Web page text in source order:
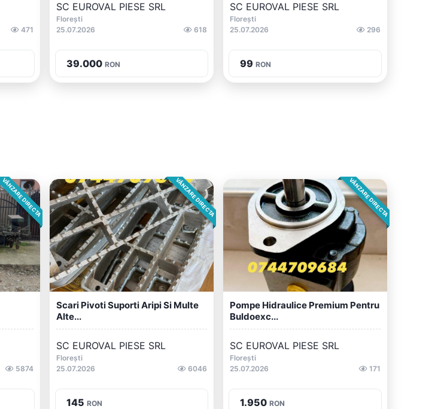
471
SC EUROVAL PIESE SRL
Florești
25.07.2026
618
39.000 RON
SC EUROVAL PIESE SRL
Florești
25.07.2026
296
99 RON
VÂNZARE DIRECTA
5874
VÂNZARE DIRECTA
Scari Pivoti Suporti Aripi Si Multe
Alte...
SC EUROVAL PIESE SRL
Florești
25.07.2026
6046
145 RON
VÂNZARE DIRECTA
Pompe Hidraulice Premium Pentru
Buldoexc...
SC EUROVAL PIESE SRL
Florești
25.07.2026
171
1.950 RON